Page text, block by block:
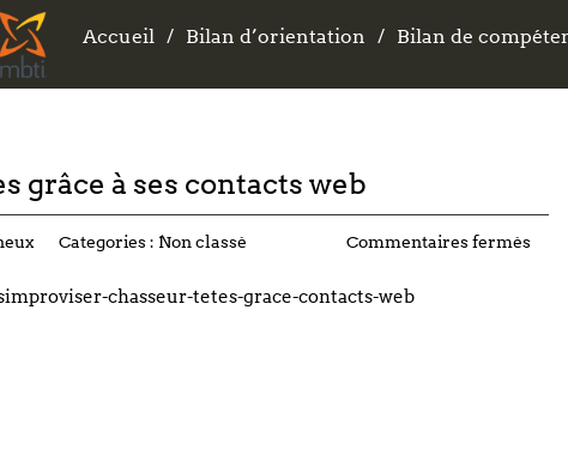
Accueil Bilan d’orientation Bilan de
Accueil Bilan d’orientation Bilan de
grâce à ses contacts web
Categories : Non classé Commentaires fermés
chasseur-tetes-grace-contacts-web